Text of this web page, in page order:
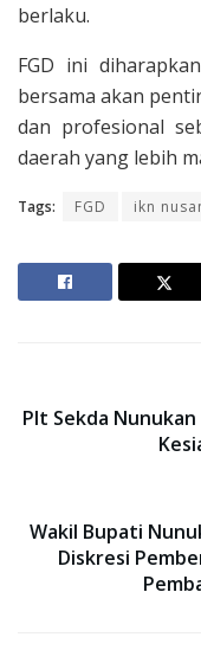
berlaku.
FGD ini
bersama akan
dan profesional
daerah yang lebih
Tags: FGD ikn
Plt Sekda
Wakil Bupati
Diskresi